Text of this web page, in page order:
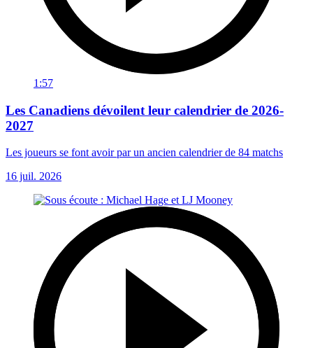
1:57
Les Canadiens dévoilent leur calendrier de 2026-
2027
Les joueurs se font avoir par un ancien calendrier de 84 matchs
16 juil. 2026